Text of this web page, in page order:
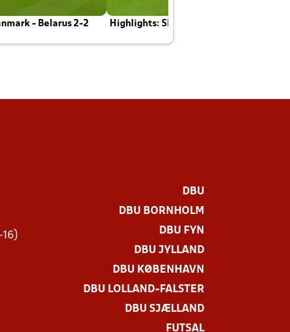
- Belarus 2-2 Highlights: Skotland - Danmark 4-2
DBU
DBU BORNHOLM
DBU FYN
DBU JYLLAND
DBU KØBENHAVN
DBU LOLLAND-FALSTER
DBU SJÆLLAND
FUTSAL